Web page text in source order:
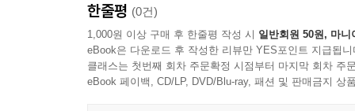
한줄평 (0건)
1,000원 이상 구매 후 한줄평 작성 시 일반회원 50원, 마니
eBook은 다운로드 후 작성한 리뷰만 YES포인트 지급됩니
클래스는 첫번째 회차 주문확정 시점부터 마지막 회차 주
eBook 페이백, CD/LP, DVD/Blu-ray, 패션 및 판매금지 상